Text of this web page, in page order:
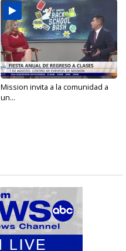
Mission invita a la comunidad a
un...